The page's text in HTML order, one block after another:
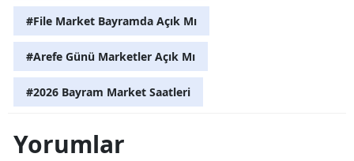
#File Market Bayramda Açık Mı
#Arefe Günü Marketler Açık Mı
#2026 Bayram Market Saatleri
Yorumlar